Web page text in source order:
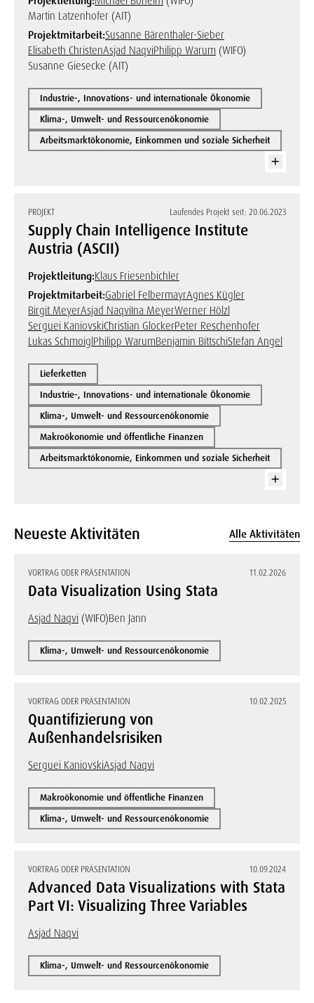
Martin Latzenhofer (AIT)
Projektmitarbeit:Susanne Bärenthaler-Sieber
Elisabeth ChristenAsjad NaqviPhilipp Warum (WIFO)
Susanne Giesecke (AIT)
Industrie-, Innovations- und internationale Ökonomie
Klima-, Umwelt- und Ressourcenökonomie
Arbeitsmarktökonomie, Einkommen und soziale Sicherheit
PROJEKT Laufendes Projekt seit: 20.06.2023
Supply Chain Intelligence Institute
Austria (ASCII)
Projektleitung:Klaus Friesenbichler
Projektmitarbeit:Gabriel FelbermayrAgnes Kügler
Birgit MeyerAsjad NaqviIna MeyerWerner Hölzl
Serguei KaniovskiChristian GlockerPeter Reschenhofer
Lukas SchmoiglPhilipp WarumBenjamin BittschiStefan Angel
Lieferketten
Industrie-, Innovations- und internationale Ökonomie
Klima-, Umwelt- und Ressourcenökonomie
Makroökonomie und öffentliche Finanzen
Arbeitsmarktökonomie, Einkommen und soziale Sicherheit
Neueste Aktivitäten Alle Aktivitäten
VORTRAG ODER PRÄSENTATION 11.02.2026
Data Visualization Using Stata
Asjad Naqvi (WIFO)Ben Jann
Klima-, Umwelt- und Ressourcenökonomie
VORTRAG ODER PRÄSENTATION 10.02.2025
Quantifizierung von
Außenhandelsrisiken
Serguei KaniovskiAsjad Naqvi
Makroökonomie und öffentliche Finanzen
Klima-, Umwelt- und Ressourcenökonomie
VORTRAG ODER PRÄSENTATION 10.09.2024
Advanced Data Visualizations with Stata
Part VI: Visualizing Three Variables
Asjad Naqvi
Klima-, Umwelt- und Ressourcenökonomie